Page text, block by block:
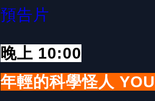
預告片
晚上 10:00
年輕的科學怪人